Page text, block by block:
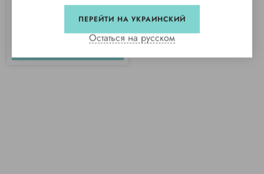
ПЕРЕЙТИ НА УКРАИНСКИЙ
Остаться на русском